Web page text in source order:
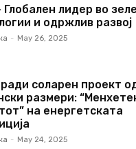
Глобален лидер во
и одржлив развој
- May 26, 2025
соларен проект
размери:
на енергетската
- May 24, 2025